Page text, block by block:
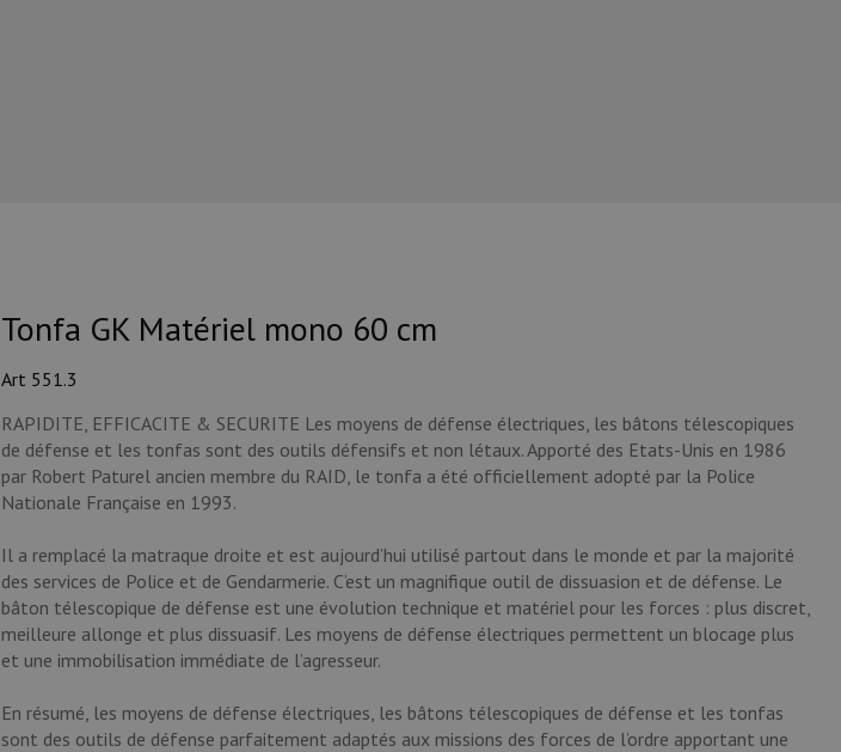
Tonfa GK Matériel mono 60 cm
Art 551.3
RAPIDITE, EFFICACITE & SECURITE Les moyens de défense électriques, les bâtons télescopiques
de défense et les tonfas sont des outils défensifs et non létaux. Apporté des Etats-Unis en 1986
par Robert Paturel ancien membre du RAID, le tonfa a été officiellement adopté par la Police
Nationale Française en 1993.
Il a remplacé la matraque droite et est aujourd’hui utilisé partout dans le monde et par la majorité
des services de Police et de Gendarmerie. C’est un magnifique outil de dissuasion et de défense. Le
bâton télescopique de défense est une évolution technique et matériel pour les forces : plus discret,
meilleure allonge et plus dissuasif. Les moyens de défense électriques permettent un blocage plus
et une immobilisation immédiate de l’agresseur.
En résumé, les moyens de défense électriques, les bâtons télescopiques de défense et les tonfas
sont des outils de défense parfaitement adaptés aux missions des forces de l’ordre apportant une